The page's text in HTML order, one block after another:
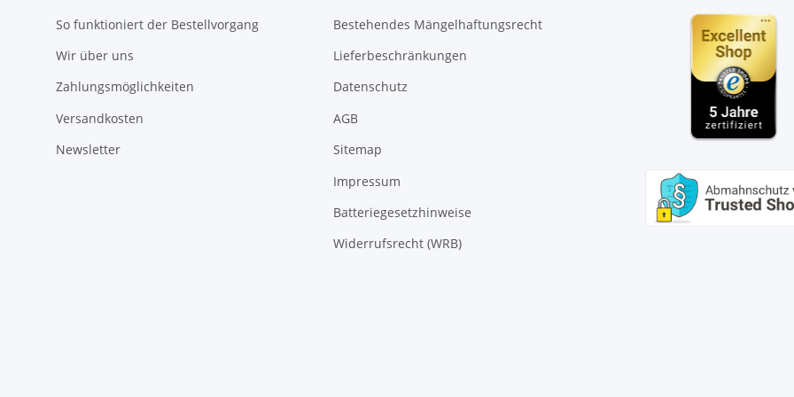
So funktioniert der Bestellvorgang
Wir über uns
Zahlungsmöglichkeiten
Versandkosten
Newsletter
Bestehendes Mängelhaftungsrecht
Lieferbeschränkungen
Datenschutz
AGB
Sitemap
Impressum
Batteriegesetzhinweise
Widerrufsrecht (WRB)